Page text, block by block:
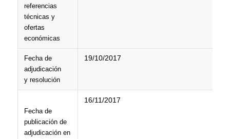
referencias
técnicas y
ofertas
económicas
Fecha de
adjudicación
y resolución
19/10/2017
Fecha de
publicación de
adjudicación en
16/11/2017